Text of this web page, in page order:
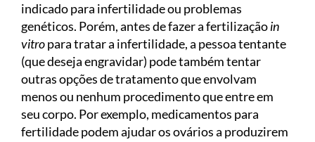
indicado para infertilidade ou problemas
genéticos. Porém, antes de fazer a fertilizaçãoin
vitropara tratar a infertilidade, a pessoa tentante
(que deseja engravidar) pode também tentar
outras opções de tratamento que envolvam
menos ou nenhum procedimento que entre em
seu corpo. Por exemplo, medicamentos para
fertilidade podem ajudar os ovários a produzirem